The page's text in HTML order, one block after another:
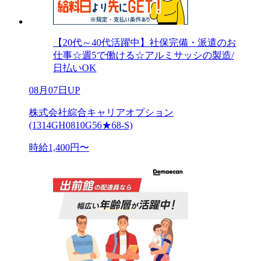
【20代～40代活躍中】社保完備・派遣のお
仕事☆週5で働ける☆アルミサッシの製造/
日払いOK
08月07日UP
株式会社綜合キャリアオプション
(1314GH0810G56★68-S)
時給1,400円〜